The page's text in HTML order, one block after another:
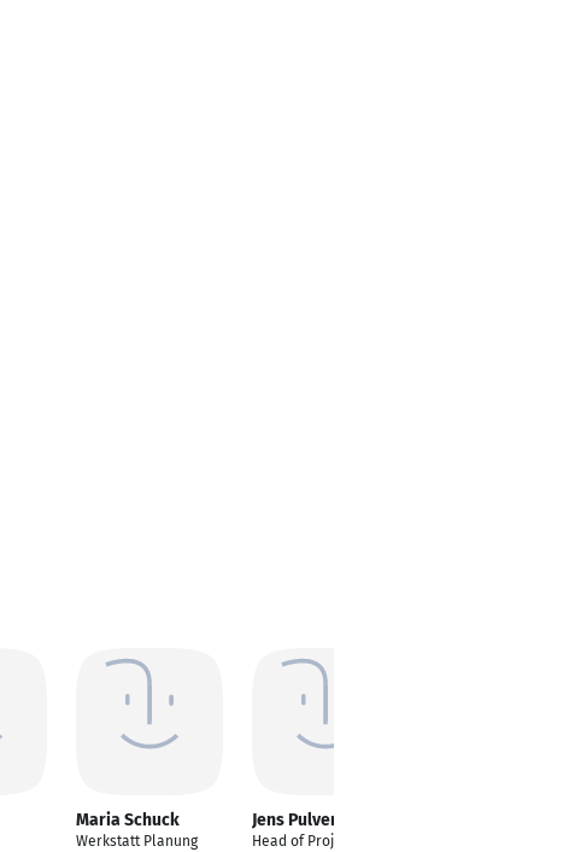
Maria Schuck
Werkstatt Planung
Jens Pulvermüller
Head of Project